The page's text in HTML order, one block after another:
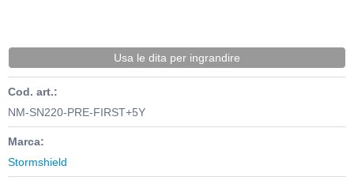
Usa le dita per ingrandire
Cod. art.:
NM-SN220-PRE-FIRST+5Y
Marca:
Stormshield